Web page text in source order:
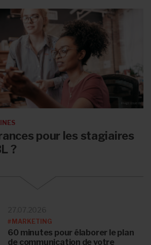
pour les stagiaires
?
#MARKETING
60 minutes pour élaborer le plan
de communication de votre